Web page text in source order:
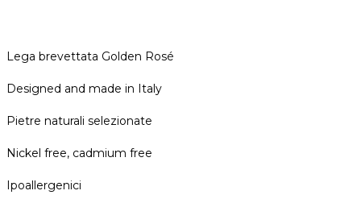
Lega brevettata Golden Rosé
Designed and made in Italy
Pietre naturali selezionate
Nickel free, cadmium free
Ipoallergenici